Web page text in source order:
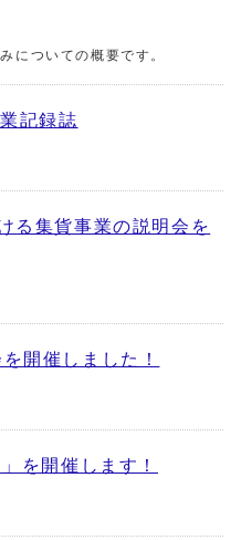
についての概要です。
記録誌
集貨事業の説明会を
開催しました！
を開催します！